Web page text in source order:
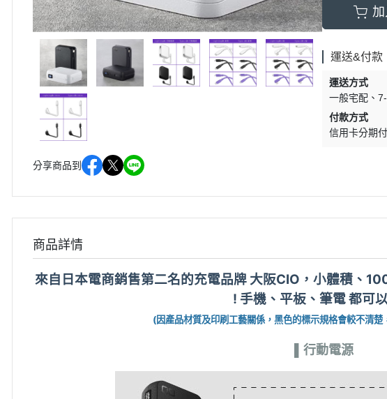
分享商品到
運送&付款
運送方式
一般宅配
付款方式
信用卡分期
商品詳情
來自日本電商銷售第二名的充電品牌 大阪CIO，小體積、
! 手機、平板、筆電 都可
(因產品材質及印刷工藝關係，黑色的標示規格會較不清
▌行動電源